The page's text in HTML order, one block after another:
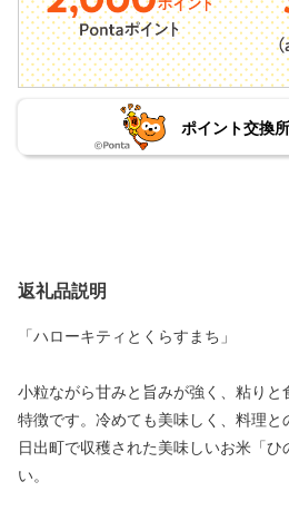
ポイント交換
返礼品説明
「ハローキティとくらすまち」
小粒ながら甘みと旨みが強く、粘り
特徴です。冷めても美味しく、料理と
日出町で収穫された美味しいお米「ひ
い。